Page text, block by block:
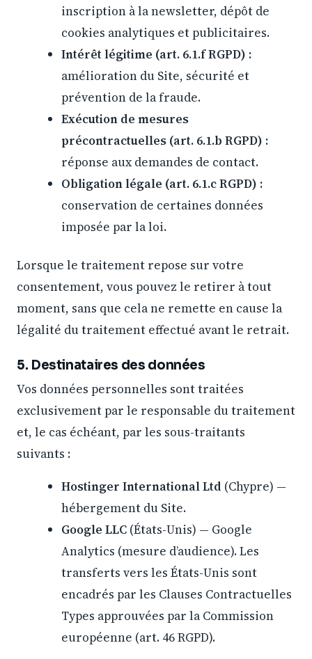
inscription à la newsletter, dépôt de
cookies analytiques et publicitaires.
Intérêt légitime (art. 6.1.f RGPD) :
amélioration du Site, sécurité et
prévention de la fraude.
Exécution de mesures
précontractuelles (art. 6.1.b RGPD) :
réponse aux demandes de contact.
Obligation légale (art. 6.1.c RGPD) :
conservation de certaines données
imposée par la loi.
Lorsque le traitement repose sur votre
consentement, vous pouvez le retirer à tout
moment, sans que cela ne remette en cause la
légalité du traitement effectué avant le retrait.
5. Destinataires des données
Vos données personnelles sont traitées
exclusivement par le responsable du traitement
et, le cas échéant, par les sous-traitants
suivants :
Hostinger International Ltd (Chypre) —
hébergement du Site.
Google LLC (États-Unis) — Google
Analytics (mesure d’audience). Les
transferts vers les États-Unis sont
encadrés par les Clauses Contractuelles
Types approuvées par la Commission
européenne (art. 46 RGPD).